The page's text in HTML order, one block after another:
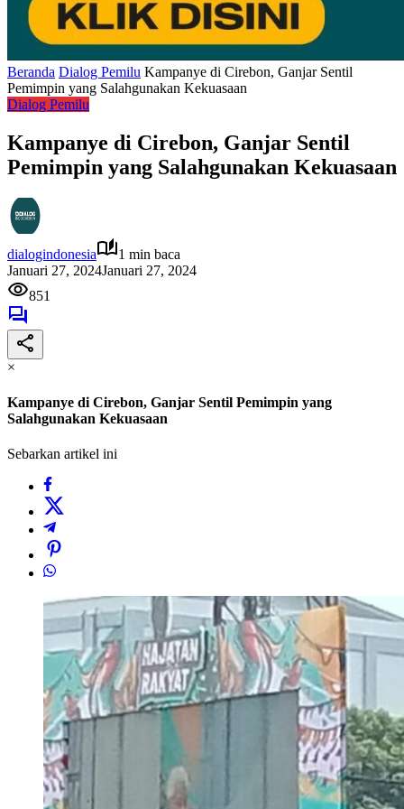
Beranda Dialog Pemilu Kampanye di Cirebon, Ganjar Sentil
Pemimpin yang Salahgunakan Kekuasaan
Dialog Pemilu
Kampanye di Cirebon, Ganjar Sentil
Pemimpin yang Salahgunakan Kekuasaan
dialogindonesia
1 min baca
Januari 27, 2024Januari 27, 2024
851
×
Kampanye di Cirebon, Ganjar Sentil Pemimpin yang
Salahgunakan Kekuasaan
Sebarkan artikel ini